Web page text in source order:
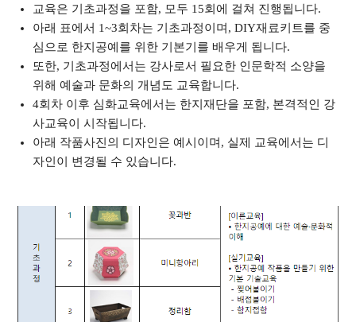
교육은 기초과정을 포함, 모두 15회에 걸쳐 진행됩니다.
아래 표에서 1~3회차는 기초과정이며, DIY재료키트를 중
심으로 한지공예를 위한 기본기를 배우게 됩니다.
또한, 기초과정에서는 강사로서 필요한 인문학적 소양을
위해 예술과 문화의 개념도 교육합니다.
4회차 이후 심화교육에서는 한지재단을 포함, 본격적인 강
사교육이 시작됩니다.
아래 작품사진의 디자인은 예시이며, 실제 교육에서는 디
자인이 변경될 수 있습니다.